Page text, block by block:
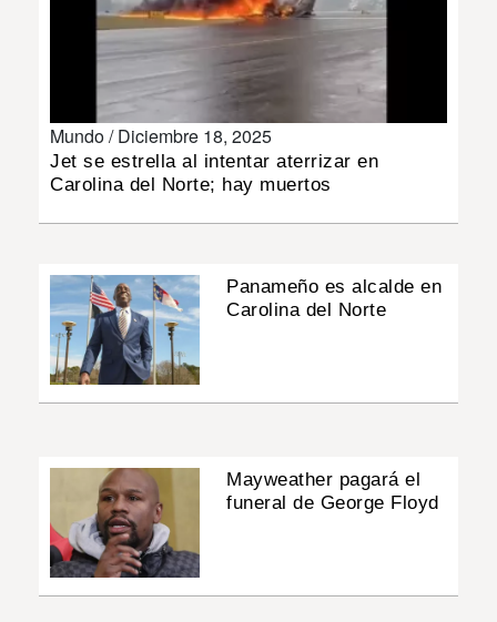
Mundo /Diciembre 18, 2025
Jet se estrella al intentar aterrizar en
Carolina del Norte; hay muertos
Panameño es alcalde en
Carolina del Norte
Mayweather pagará el
funeral de George Floyd